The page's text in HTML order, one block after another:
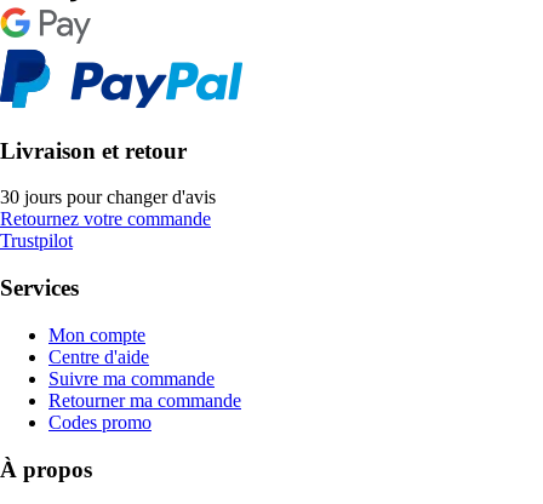
Livraison et retour
30 jours pour changer d'avis
Retournez votre commande
Trustpilot
Services
Mon compte
Centre d'aide
Suivre ma commande
Retourner ma commande
Codes promo
À propos